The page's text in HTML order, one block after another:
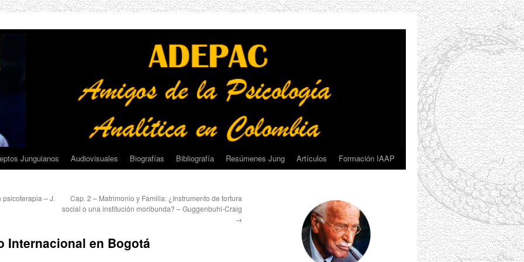
Junguianos Audiovisuales Biografías Bibliografía Resúmenes Jung Artículos Formación IAAP
– J.
Cap. 2 – Matrimonio y Familia: ¿Instrumento de tortura
social o una institución moribunda? – Guggenbuhl-Craig
→
Internacional en Bogotá